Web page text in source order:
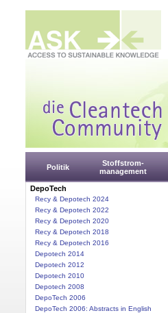
Politik
Stoffstrom-
management
DepoTech
Recy & Depotech 2024
Recy & Depotech 2022
Recy & Depotech 2020
Recy & Depotech 2018
Recy & Depotech 2016
Depotech 2014
Depotech 2012
Depotech 2010
Depotech 2008
DepoTech 2006
DepoTech 2006: Abstracts in English